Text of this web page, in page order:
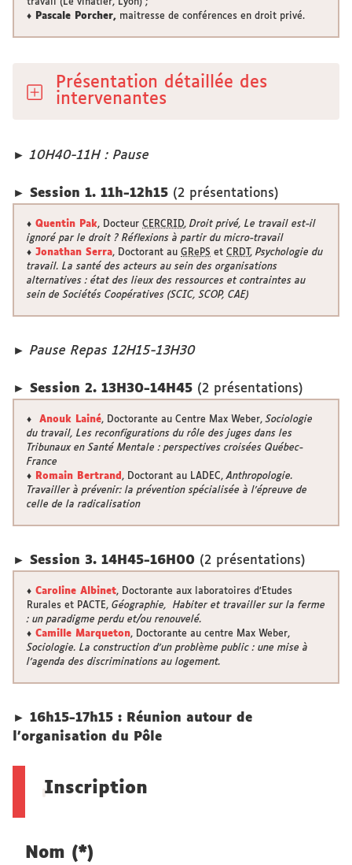
travail (Le vinatier, Lyon) ;
♦ Pascale Porcher, maitresse de conférences en droit privé.
Présentation détaillée des
intervenantes
►10H40-11H : Pause
► Session 1. 11h-12h15 (2 présentations)
♦ Quentin Pak, Docteur CERCRID, Droit privé, Le travail est-il
ignoré par le droit ? Réflexions à partir du micro-travail
♦ Jonathan Serra, Doctorant au GRePS et CRDT , Psychologie du
travail. La santé des acteurs au sein des organisations
alternatives : état des lieux des ressources et contraintes au
sein de Sociétés Coopératives (SCIC, SCOP, CAE)
► Pause Repas 12H15-13H30
► Session 2. 13H30-14H45 (2 présentations)
♦ Anouk Lainé, Doctorante au Centre Max Weber,Sociologie
du travail, Les reconfigurations du rôle des juges dans les
Tribunaux en Santé Mentale : perspectives croisées Québec-
France
♦
Romain Bertrand , Doctorant au LADEC,Anthropologie.
Travailler à prévenir: la prévention spécialisée à l'épreuve de
celle de la radicalisation
► Session 3. 14H45-16H00 (2 présentations)
♦ Caroline Albinet, Doctorante aux laboratoires d’Etudes
Rurales et PACTE, Géographie, Habiter et travailler sur la ferme
: un paradigme perdu et/ou renouvelé.
♦ Camille Marqueton, Doctorante au centre Max Weber,
Sociologie. La construction d’un problème public : une mise à
l’agenda des discriminations au logement.
► 16h15-17h15 : Réunion autour de
l’organisation du Pôle
Inscription
Nom (*)